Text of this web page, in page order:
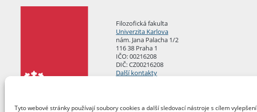
Tyto webové stránky používají soubory cookies a další sledovací nástroje s cílem vylepšení
Filozofická fakulta
Univerzita Karlova
nám. Jana Palacha 1/2
116 38 Praha 1
IČO: 00216208
DIČ: CZ00216208
Další kontakty